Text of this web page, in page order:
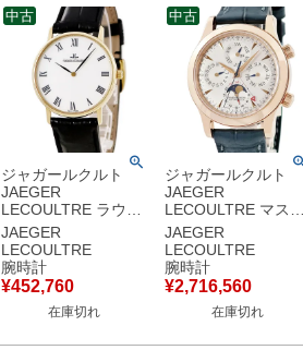
ジャガールクルト
JAEGER
LECOULTRE ラウン
ド 111.1.86 K18YG
無垢 ホワイト ローマ
ン ポストヴィンテー
ジ メンズ 腕時計手巻
き ホワイト 【中古】
JAEGER
LECOULTRE
腕時計
¥452,760
在庫切れ
中古
ジャガールクルト
JAEGER
LECOULTRE マスタ
ー グランド メモボッ
クス 146.240.952B
146.2.95 メーカー
OH済 K18RG 永久
メンズ 腕時計自動巻
き シルバー 【中古】
JAEGER
LECOULTRE
腕時計
¥2,716,560
在庫切れ
中古